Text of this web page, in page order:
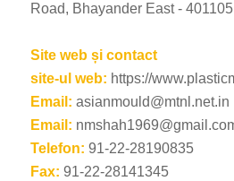
Road, Bhayander East -
Site web și contact
site-ul web: https://
Email: asianmould@mtnl.net.in
Email:
Telefon: 91-22-28190835
Fax: 91-22-28141345